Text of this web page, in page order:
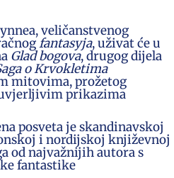
veličanstvenog
fantasyja, uživat će u
Glad bogova, drugog dijela
o Krvokletima
mitovima, prožetog
prikazima
posveta je skandinavskoj
i nordijskoj književnoj
od najvažnijih autora s
fantastike